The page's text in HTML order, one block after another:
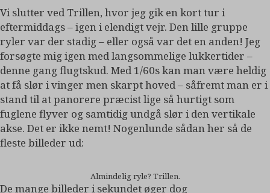
Vi slutter ved Trillen, hvor jeg gik en kort tur i
eftermiddags – igen i elendigt vejr. Den lille gruppe
ryler var der stadig – eller også var det en anden! Jeg
forsøgte mig igen med langsommelige lukkertider –
denne gang flugtskud. Med 1/60s kan man være heldig
at få slør i vinger men skarpt hoved – såfremt man er i
stand til at panorere præcist lige så hurtigt som
fuglene flyver og samtidig undgå slør i den vertikale
akse. Det er ikke nemt! Nogenlunde sådan her så de
fleste billeder ud:
Almindelig ryle? Trillen.
De mange billeder i sekundet øger dog